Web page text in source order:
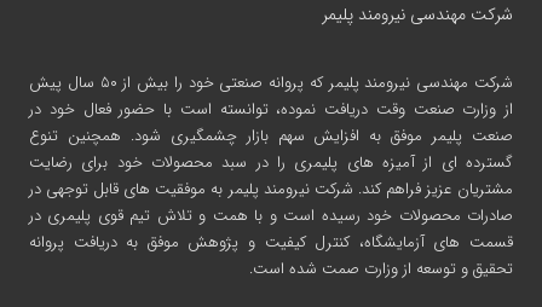
شرکت مهندسی نیرومند پلیمر
شرکت مهندسی نیرومند پلیمر
که پروانه صنعتی خود را بیش از ۵۰ سال پیش
از وزارت صنعت وقت دریافت نموده، توانسته است با حضور فعال خود در
صنعت پلیمر موفق به افزایش سهم بازار چشمگیری شود. همچنین تنوع
گسترده ای از آمیزه های پلیمری را در سبد محصولات خود برای رضایت
مشتریان عزیز فراهم کند. شرکت نیرومند پلیمر به موفقیت های قابل توجهی در
صادرات محصولات خود رسیده است و با همت و تلاش تیم قوی پلیمری در
قسمت های آزمایشگاه، کنترل کیفیت و پژوهش موفق به دریافت پروانه
تحقیق و توسعه از وزارت صمت شده است.